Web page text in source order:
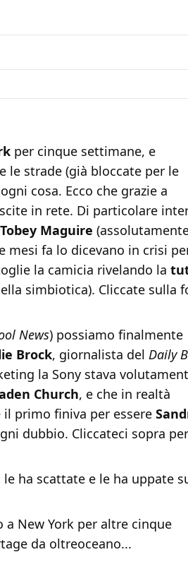
per cinque settimane, e
le strade (già bloccate per le
cosa. Ecco che grazie a
in rete. Di particolare
Tobey Maguire
fa lo dicevano in crisi
la camicia rivelando la
simbiotica). Cliccate sulla
News) possiamo finalmente
Brock, giornalista del Daily
la Sony stava
Church, e che in realtà
primo finiva per essere
dubbio. Cliccateci sopra per
le ha scattate e le ha uppate
a New York per altre cinque
da oltreoceano...